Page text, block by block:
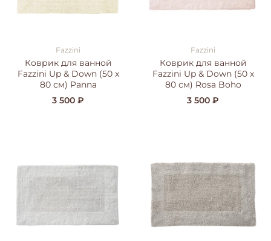
Fazzini
Коврик для ванной
Fazzini Up & Down (50 x
80 см) Panna
3 500 ₽
Fazzini
Коврик для ванной
Fazzini Up & Down (50 x
80 см) Rosa Boho
3 500 ₽